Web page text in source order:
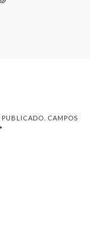
CAMPOS
*